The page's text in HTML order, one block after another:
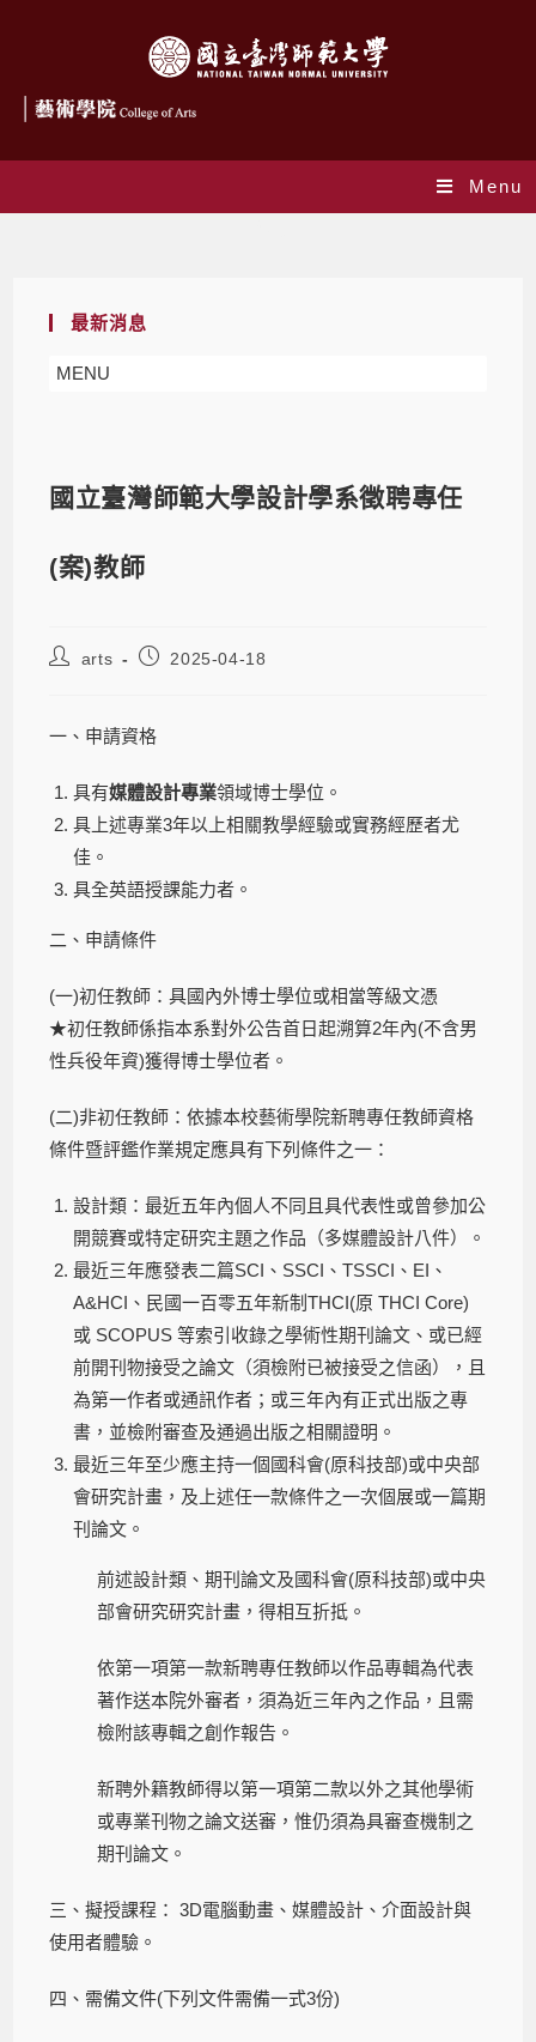
Menu
最新消息
MENU
國立臺灣師範大學設計學系徵聘專任
(案)教師
arts 2025-04-18
一、申請資格
具有媒體設計專業領域博士學位。
具上述專業3年以上相關教學經驗或實務經歷者尤
佳。
具全英語授課能力者。
二、申請條件
(一)初任教師：具國內外博士學位或相當等級文憑
★初任教師係指本系對外公告首日起溯算2年內(不含男
性兵役年資)獲得博士學位者。
(二)非初任教師：依據本校藝術學院新聘專任教師資格
條件暨評鑑作業規定應具有下列條件之一：
設計類：最近五年內個人不同且具代表性或曾參加公
開競賽或特定研究主題之作品（多媒體設計八件）。
最近三年應發表二篇SCI、SSCI、TSSCI、EI、
A&HCI、民國一百零五年新制THCI(原 THCI Core)
或 SCOPUS 等索引收錄之學術性期刊論文、或已經
前開刊物接受之論文（須檢附已被接受之信函），且
為第一作者或通訊作者；或三年內有正式出版之專
書，並檢附審查及通過出版之相關證明。
最近三年至少應主持一個國科會(原科技部)或中央部
會研究計畫，及上述任一款條件之一次個展或一篇期
刊論文。
前述設計類、期刊論文及國科會(原科技部)或中央
部會研究研究計畫，得相互折抵。
依第一項第一款新聘專任教師以作品專輯為代表
著作送本院外審者，須為近三年內之作品，且需
檢附該專輯之創作報告。
新聘外籍教師得以第一項第二款以外之其他學術
或專業刊物之論文送審，惟仍須為具審查機制之
期刊論文。
三、擬授課程： 3D電腦動畫、媒體設計、介面設計與
使用者體驗。
四、需備文件(下列文件需備一式3份)